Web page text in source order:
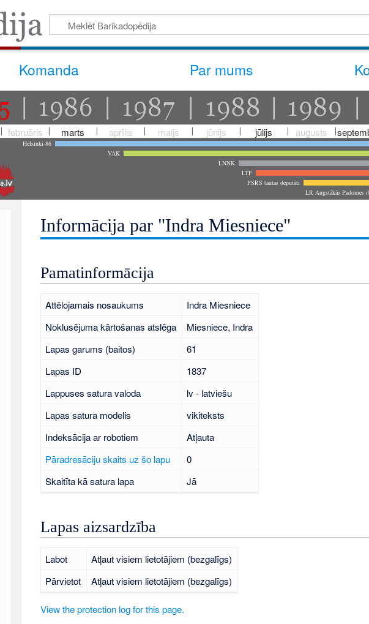
Komanda Par mums
februāris marts aprīlis maijs jūnijs jūlijs augusts
Helsinki-86
VAK
LNNK
LTF
PSRS tautas deputāti
LR Augstākās Padomes
Informācija par "Indra Miesniece"
Pamatinformācija
Attēlojamais nosaukums
Indra Miesniece
Noklusējuma kārtošanas atslēga
Miesniece, Indra
Lapas garums (baitos)
61
Lapas ID
1837
Lappuses satura valoda
lv - latviešu
Lapas satura modelis
vikiteksts
Indeksācija ar robotiem
Atļauta
Pāradresāciju skaits uz šo lapu
0
Skaitīta kā satura lapa
Jā
Lapas aizsardzība
Labot
Atļaut visiem lietotājiem (bezgalīgs)
Pārvietot
Atļaut visiem lietotājiem (bezgalīgs)
View the protection log for this page.